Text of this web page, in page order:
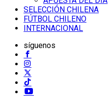
SELECCIÓN CHILENA
FÚTBOL CHILENO
INTERNACIONAL
síguenos